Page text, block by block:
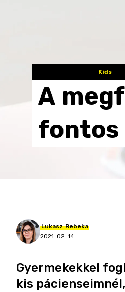
Kids
A
fontos
Lukasz Rebeka
2021. 02. 14.
Gyermekekkel
kis